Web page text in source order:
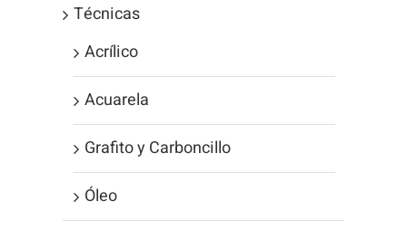
Técnicas
Acrílico
Acuarela
Grafito y Carboncillo
Óleo